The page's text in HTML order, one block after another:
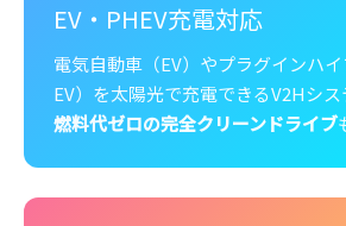
EV・PHEV充電対応
電気自動車（EV）やプラグインハ
EV）を太陽光で充電できるV2Hシス
燃料代ゼロの完全クリーンドライブ